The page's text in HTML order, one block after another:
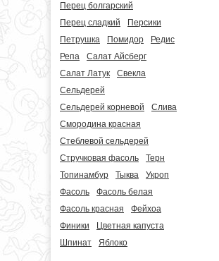
Перец болгарский
Перец сладкий
Персики
Петрушка
Помидор
Редис
Репа
Салат Айсберг
Салат Латук
Свекла
Сельдерей
Сельдерей корневой
Слива
Смородина красная
Стеблевой сельдерей
Стручковая фасоль
Терн
Топинамбур
Тыква
Укроп
Фасоль
Фасоль белая
Фасоль красная
Фейхоа
Финики
Цветная капуста
Шпинат
Яблоко